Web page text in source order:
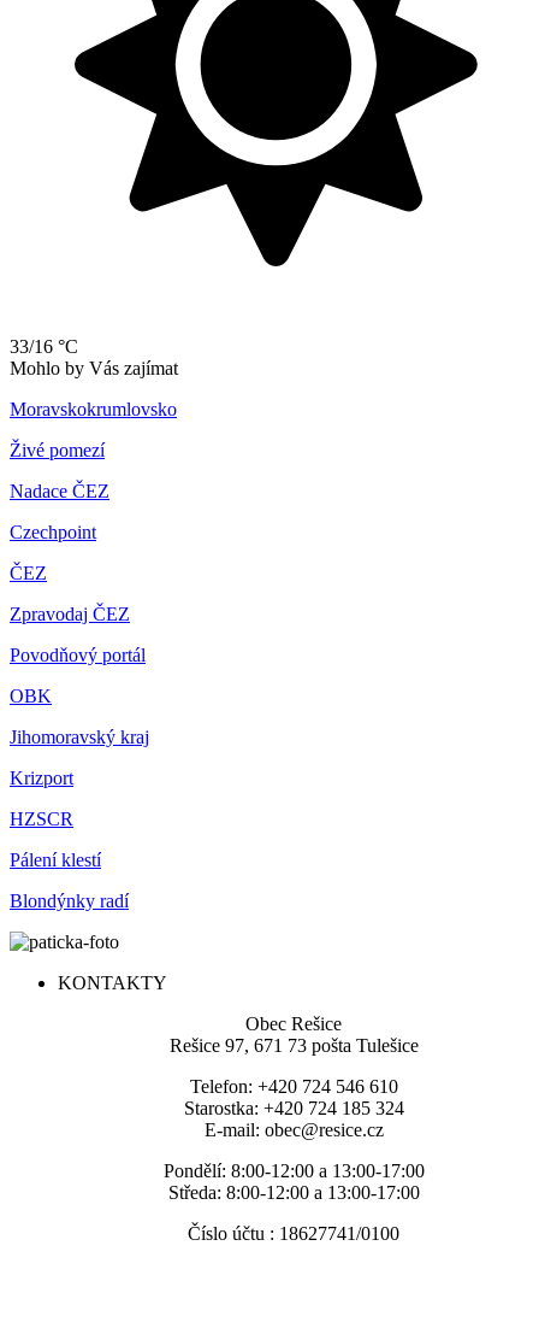
33/16 °C
Mohlo by Vás zajímat
Moravskokrumlovsko
Živé pomezí
Nadace ČEZ
Czechpoint
ČEZ
Zpravodaj ČEZ
Povodňový portál
OBK
Jihomoravský kraj
Krizport
HZSCR
Pálení klestí
Blondýnky radí
KONTAKTY
Obec Rešice
Rešice 97, 671 73 pošta Tulešice
Telefon: +420 724 546 610
Starostka: +420 724 185 324
E-mail: obec@resice.cz
Pondělí: 8:00-12:00 a 13:00-17:00
Středa: 8:00-12:00 a 13:00-17:00
Číslo účtu : 18627741/0100